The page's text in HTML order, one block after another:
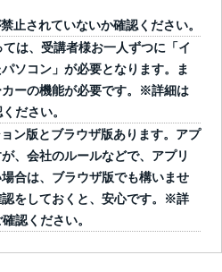
止されていないか確認ください。
は、受講者様お一人ずつに「イ
ソコン」が必要となります。ま
ーの機能が必要です。※詳細は
ださい。
ン版とブラウザ版あります。アプ
、会社のルールなどで、アプリ
合は、ブラウザ版でも構いませ
をしておくと、安心です。※詳
認ください。